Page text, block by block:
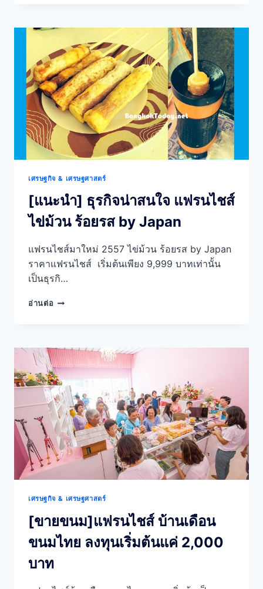
ไชส์
ลงทุน
น้อย
เริ่ม
ต้น
หลัก
หมื่น
บาท
เศรษฐกิจ & เศรษฐศาสตร์
[แนะนำ] ธุรกิจน่าสนใจ แฟรนไชส์
ไข่ม้วน ร้อยรส by Japan
แฟรนไชส์มาใหม่ 2557 ไข่ม้วน ร้อยรส by Japan
ราคาแฟรนไชส์ เริ่มต้นเพียง 9,999 บาทเท่านั้น
เป็นธุรกิ…
อ่านต่อ [แนะนำ]
แฟ
รน
ไชส์
ไข่
ม้วน
ร้อย
รส
BY
JAPAN
เศรษฐกิจ & เศรษฐศาสตร์
[ขายขนม]แฟรนไชส์ บ้านเดือน
ขนมไทย ลงทุนเริ่มต้นแค่ 2,000
บาท